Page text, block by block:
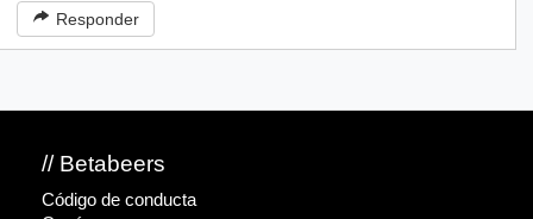
Responder
// Betabeers
Código de conducta